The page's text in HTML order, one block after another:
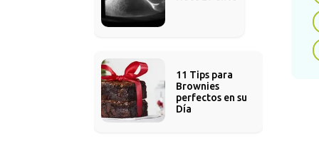
11 Tips para
Brownies
perfectos en su
Día